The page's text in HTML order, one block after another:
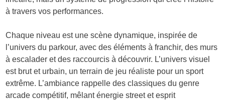
à travers vos performances.
Chaque niveau est une scène dynamique, inspirée de
l’univers du parkour, avec des éléments à franchir, des murs
à escalader et des raccourcis à découvrir. L’univers visuel
est brut et urbain, un terrain de jeu réaliste pour un sport
extrême. L’ambiance rappelle des classiques du genre
arcade compétitif, mêlant énergie street et esprit